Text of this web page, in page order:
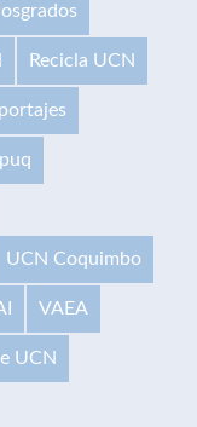
Recicla UCN
UCN Coquimbo
VAEA
UCN